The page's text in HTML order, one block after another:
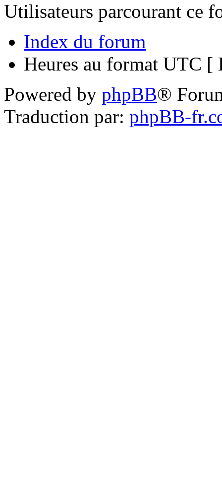
Utilisateurs parcourant ce
Index du forum
Heures au format UTC [
Powered by phpBB®
Traduction par: phpBB-